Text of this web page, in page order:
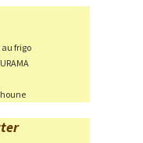
frigo